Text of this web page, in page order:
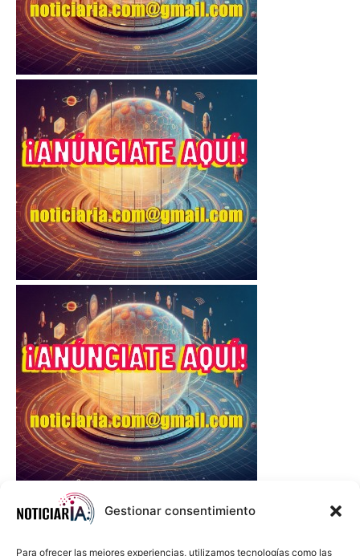
Gestionar consentimiento
Para ofrecer las mejores experiencias, utilizamos tecnologías como las